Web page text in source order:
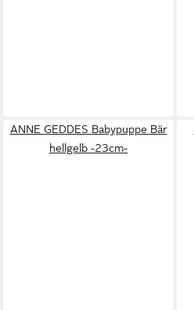
ANNE GEDDES Babypuppe Bär
hellgelb -23cm-